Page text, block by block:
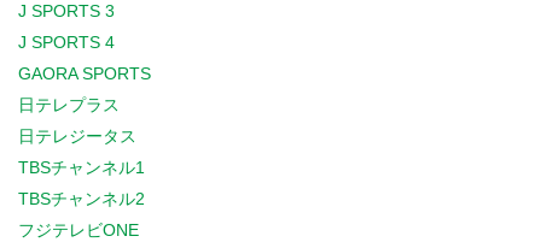
J SPORTS 3
J SPORTS 4
GAORA SPORTS
日テレプラス
日テレジータス
TBSチャンネル1
TBSチャンネル2
フジテレビONE